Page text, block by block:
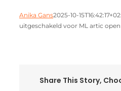
Anika Gans2025-10-
uitgeschakeld voor ML artic open
Share This Story,